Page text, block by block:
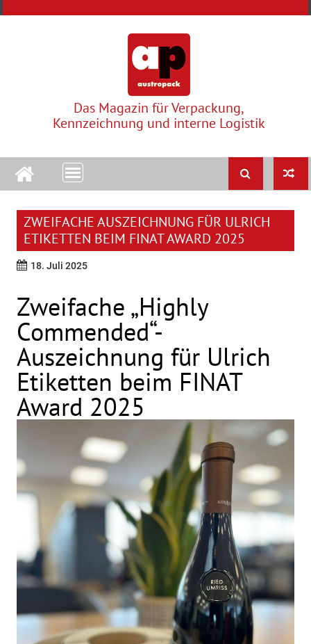
Das Magazin für Verpackung,
Kennzeichnung und interne Logistik
ZWEIFACHE AUSZEICHNUNG FÜR ULRICH
ETIKETTEN BEIM FINAT AWARD 2025
18. Juli 2025
Zweifache „Highly
Commended“-
Auszeichnung für Ulrich
Etiketten beim FINAT
Award 2025